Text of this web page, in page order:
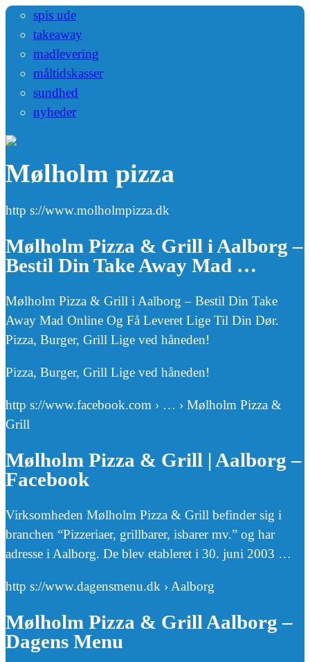
spis ude
takeaway
madlevering
måltidskasser
sundhed
nyheder
Mølholm pizza
http s://www.molholmpizza.dk
Mølholm Pizza & Grill i Aalborg –
Bestil Din Take Away Mad …
Mølholm Pizza & Grill i Aalborg – Bestil Din Take
Away Mad Online Og Få Leveret Lige Til Din Dør.
Pizza, Burger, Grill Lige ved håneden!
Pizza, Burger, Grill Lige ved håneden!
http s://www.facebook.com › … › Mølholm Pizza &
Grill
Mølholm Pizza & Grill | Aalborg –
Facebook
Virksomheden Mølholm Pizza & Grill befinder sig i
branchen “Pizzeriaer, grillbarer, isbarer mv.” og har
adresse i Aalborg. De blev etableret i 30. juni 2003 …
http s://www.dagensmenu.dk › Aalborg
Mølholm Pizza & Grill Aalborg –
Dagens Menu